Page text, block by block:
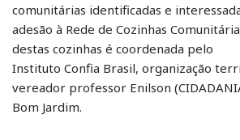
comunitárias identificadas e
adesão à Rede de Cozinhas
destas cozinhas é coordenada pelo
Instituto Confia Brasil, organização
vereador professor Enilson
Bom Jardim.